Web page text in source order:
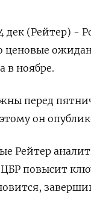
дек (Рейтер) -
ценовые
в ноябре.
перед
он
Рейтер
ЦБР повысит